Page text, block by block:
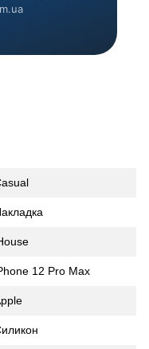
12 Pro Max